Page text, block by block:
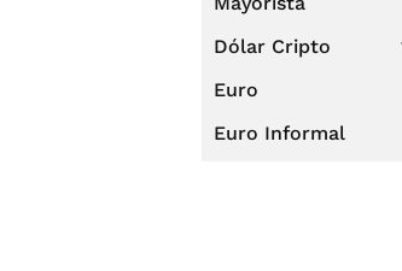
Dólar Cripto
Euro
Euro Informal